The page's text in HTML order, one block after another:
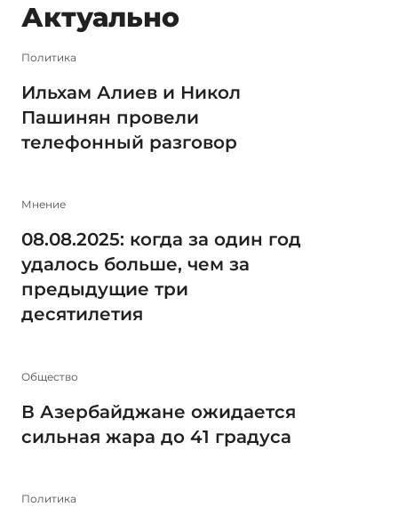
Актуально
Политика
Ильхам Алиев и Никол
Пашинян провели
телефонный разговор
Мнение
08.08.2025: когда за один год
удалось больше, чем за
предыдущие три
десятилетия
Общество
В Азербайджане ожидается
сильная жара до 41 градуса
Политика